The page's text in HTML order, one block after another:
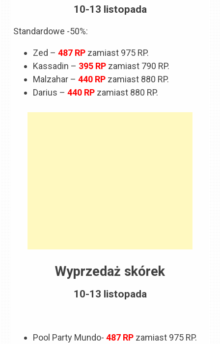
10-13 listopada
Standardowe -50%:
Zed –487 RP zamiast 975 RP.
Kassadin – 395 RP zamiast 790 RP.
Malzahar – 440 RP zamiast 880 RP.
Darius –440 RP zamiast 880 RP.
Wyprzedaż skórek
10-13 listopada
Pool Party Mundo- 487 RP zamiast 975 RP.